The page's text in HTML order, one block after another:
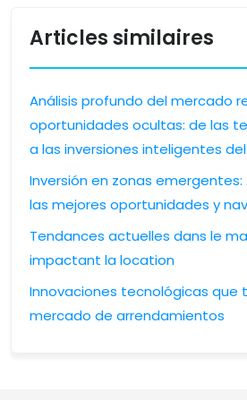
Articles similaires
Análisis profundo del mercado
oportunidades ocultas: de las
a las inversiones inteligentes
Inversión en zonas
las mejores oportunidades y
Tendances actuelles dans le
impactant la location
Innovaciones tecnológicas que
mercado de arrendamientos